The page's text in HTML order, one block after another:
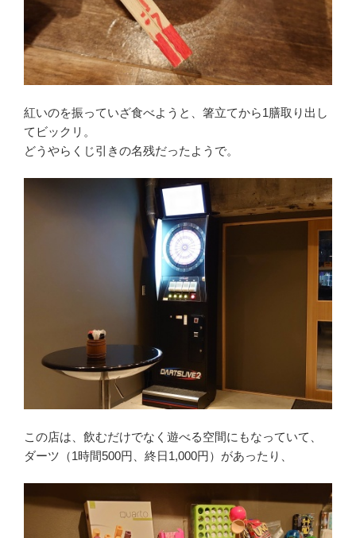
紅いのを振っていざ食べようと、箸立てから1膳取り出し
てビックリ。
どうやらくじ引きの名残だったようで。
この店は、飲むだけでなく遊べる空間にもなっていて、
ダーツ（1時間500円、終日1,000円）があったり、